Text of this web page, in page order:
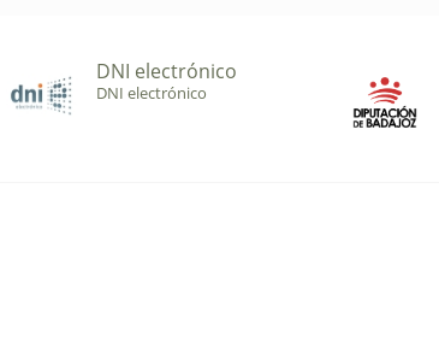
DNI electrónico
DNI electrónico